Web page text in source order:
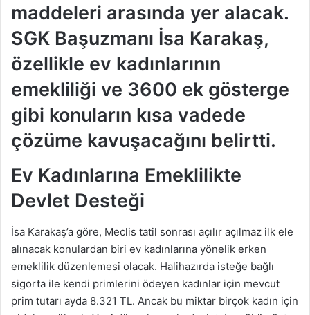
maddeleri arasında yer alacak.
SGK Başuzmanı İsa Karakaş,
özellikle ev kadınlarının
emekliliği ve 3600 ek gösterge
gibi konuların kısa vadede
çözüme kavuşacağını belirtti.
Ev Kadınlarına Emeklilikte
Devlet Desteği
İsa Karakaş’a göre, Meclis tatil sonrası açılır açılmaz ilk ele
alınacak konulardan biri ev kadınlarına yönelik erken
emeklilik düzenlemesi olacak. Halihazırda isteğe bağlı
sigorta ile kendi primlerini ödeyen kadınlar için mevcut
prim tutarı ayda 8.321 TL. Ancak bu miktar birçok kadın için